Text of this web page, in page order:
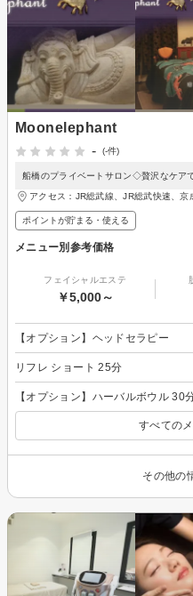
Moonelephant
-
(-件)
船橋のプライベートサロン◇贅沢なケア
アクセス：JR総武線、JR総武快速、
ポイントが貯まる・使える
メニュー別参考価格
フェイシャルエステ
￥5,000～
【オプション】ヘッドセラピー
リフレ ショート 25分
【オプション】ハーバルボウル 30
すべての
その他の